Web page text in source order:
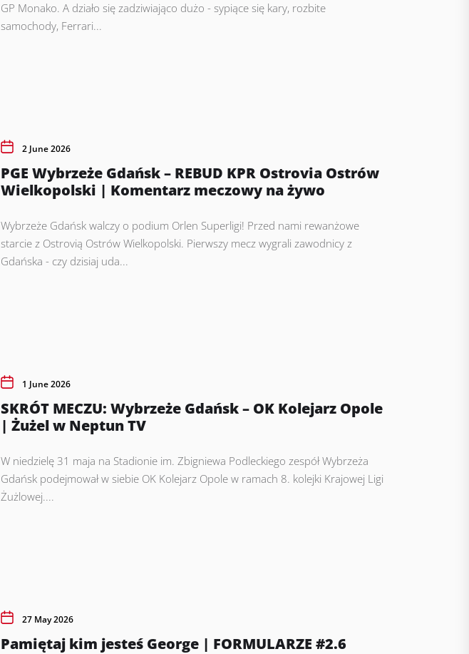
GP Monako. A działo się zadziwiająco dużo - sypiące się kary, rozbite
samochody, Ferrari...
2 June 2026
PGE Wybrzeże Gdańsk – REBUD KPR Ostrovia Ostrów
Wielkopolski | Komentarz meczowy na żywo
Wybrzeże Gdańsk walczy o podium Orlen Superligi! Przed nami rewanżowe
starcie z Ostrovią Ostrów Wielkopolski. Pierwszy mecz wygrali zawodnicy z
Gdańska - czy dzisiaj uda...
1 June 2026
SKRÓT MECZU: Wybrzeże Gdańsk – OK Kolejarz Opole
| Żużel w Neptun TV
W niedzielę 31 maja na Stadionie im. Zbigniewa Podleckiego zespół Wybrzeża
Gdańsk podejmował w siebie OK Kolejarz Opole w ramach 8. kolejki Krajowej Ligi
Żużlowej....
27 May 2026
Pamiętaj kim jesteś George | FORMULARZE #2.6